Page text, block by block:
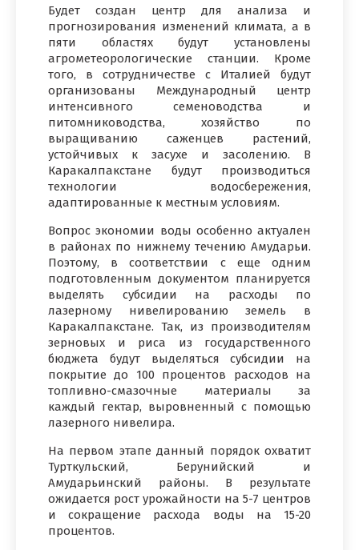
Будет создан центр для анализа и
прогнозирования изменений климата, а в
пяти областях будут установлены
агрометеорологические станции. Кроме
того, в сотрудничестве с Италией будут
организованы Международный центр
интенсивного семеноводства и
питомниководства, хозяйство по
выращиванию саженцев растений,
устойчивых к засухе и засолению. В
Каракалпакстане будут производиться
технологии водосбережения,
адаптированные к местным условиям.
Вопрос экономии воды особенно актуален
в районах по нижнему течению Амударьи.
Поэтому, в соответствии с еще одним
подготовленным документом планируется
выделять субсидии на расходы по
лазерному нивелированию земель в
Каракалпакстане. Так, из производителям
зерновых и риса из государственного
бюджета будут выделяться субсидии на
покрытие до 100 процентов расходов на
топливно-смазочные материалы за
каждый гектар, выровненный с помощью
лазерного нивелира.
На первом этапе данный порядок охватит
Турткульский, Берунийский и
Амударьинский районы. В результате
ожидается рост урожайности на 5-7 центров
и сокращение расхода воды на 15-20
процентов.